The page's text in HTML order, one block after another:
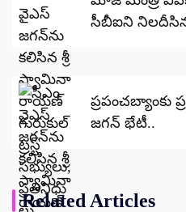
సీబీఐని నిలదీసిన
ప్రపంచబ్యాంకు
జగన్ భేటీ..
Related Articles